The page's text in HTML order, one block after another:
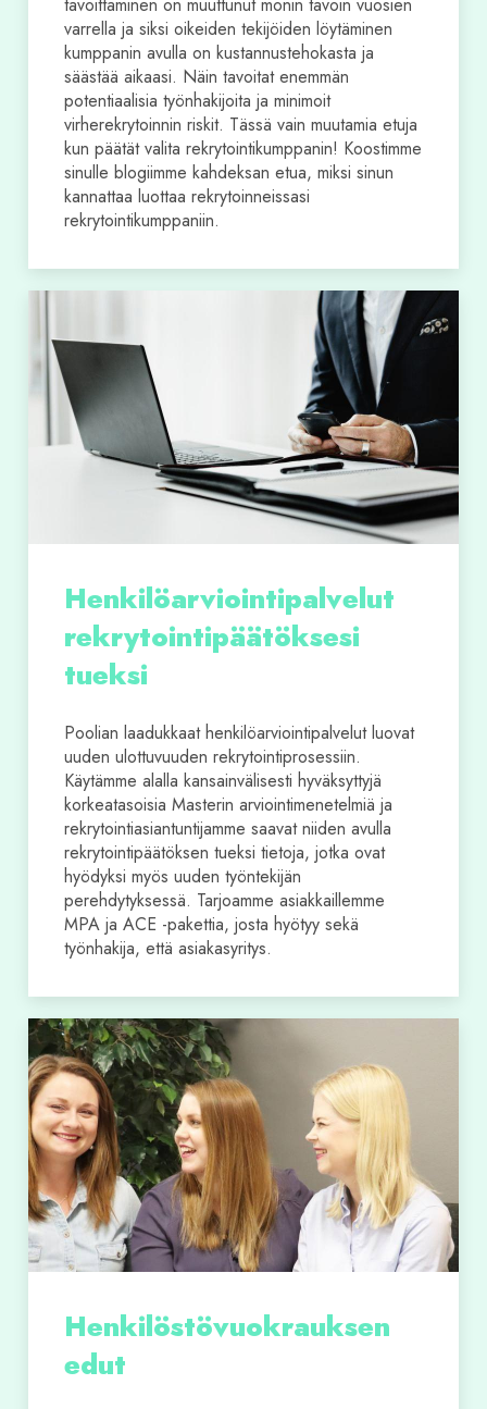
varrella ja siksi oikeiden tekijöiden löytäminen
kumppanin avulla on kustannustehokasta ja
säästää aikaasi. Näin tavoitat enemmän
potentiaalisia työnhakijoita ja minimoit
virherekrytoinnin riskit. Tässä vain muutamia etuja
kun päätät valita rekrytointikumppanin! Koostimme
sinulle blogiimme kahdeksan etua, miksi sinun
kannattaa luottaa rekrytoinneissasi
rekrytointikumppaniin.
Henkilöarviointipalvelut
rekrytointipäätöksesi
tueksi
Poolian laadukkaat henkilöarviointipalvelut luovat
uuden ulottuvuuden rekrytointiprosessiin.
Käytämme alalla kansainvälisesti hyväksyttyjä
korkeatasoisia Masterin arviointimenetelmiä ja
rekrytointiasiantuntijamme saavat niiden avulla
rekrytointipäätöksen tueksi tietoja, jotka ovat
hyödyksi myös uuden työntekijän
perehdytyksessä. Tarjoamme asiakkaillemme
MPA ja ACE -pakettia, josta hyötyy sekä
työnhakija, että asiakasyritys.
Henkilöstövuokrauksen
edut